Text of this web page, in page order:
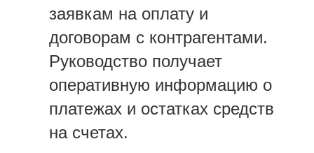
заявкам на оплату и
договорам с контрагентами.
Руководство получает
оперативную информацию о
платежах и остатках средств
на счетах.